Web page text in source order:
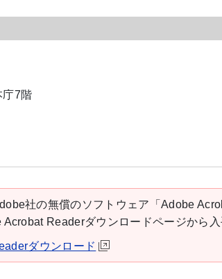
庁7階
社の無償のソフトウェア「Adobe
Readerダウンロードページから入
ダウンロード